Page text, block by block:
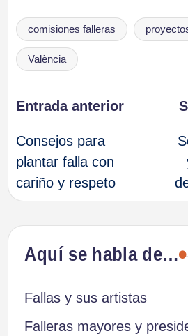
Etiquetas:
comisiones falleras
València
Navegación
de
entradas
Entrada anterior
Consejos para
plantar falla con
cariño y respeto
Aquí se habla de…
Fallas y sus artistas
Falleras mayores y